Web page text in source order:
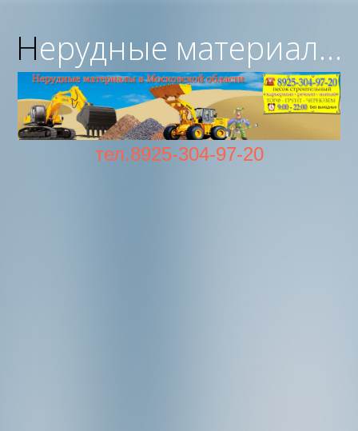
Нерудные материалы с доставкой в Московской области
тел.8925-304-97-20